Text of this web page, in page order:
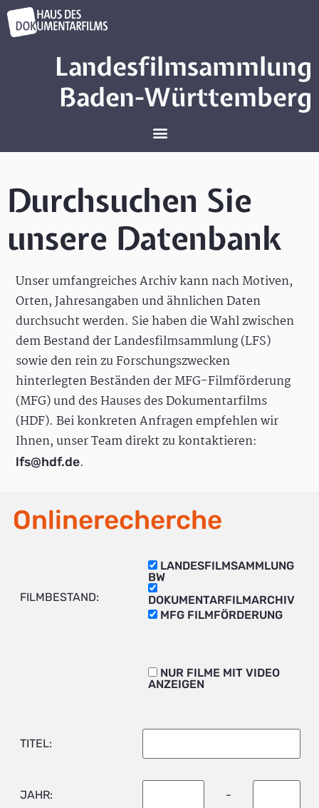
Landesfilmsammlung
Baden-Württemberg
Durchsuchen Sie
unsere Datenbank
Unser umfangreiches Archiv kann nach Motiven,
Orten, Jahresangaben und ähnlichen Daten
durchsucht werden. Sie haben die Wahl zwischen
dem Bestand der Landesfilmsammlung (LFS)
sowie den rein zu Forschungszwecken
hinterlegten Beständen der MFG-Filmförderung
(MFG) und des Hauses des Dokumentarfilms
(HDF). Bei konkreten Anfragen empfehlen wir
Ihnen, unser Team direkt zu kontaktieren:
lfs@hdf.de.
Onlinerecherche
FILMBESTAND:
LANDESFILMSAMMLUNG
BW
DOKUMENTARFILMARCHIV
MFG FILMFÖRDERUNG
NUR FILME MIT VIDEO
ANZEIGEN
TITEL:
JAHR: -